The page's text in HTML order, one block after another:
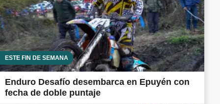
ESTE FIN DE SEMANA
Enduro Desafío desembarca en Epuyén con
fecha de doble puntaje